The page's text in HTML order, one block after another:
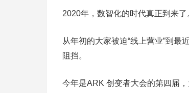
2020年，数智化的时代真正到来了
从年初的大家被迫“线上营业”到最
阻挡。
今年是ARK 创变者大会的第四届